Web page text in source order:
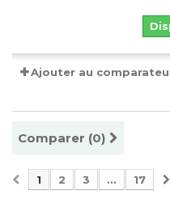
Ajouter au
Comparer (0)
1 2 3 ... 17